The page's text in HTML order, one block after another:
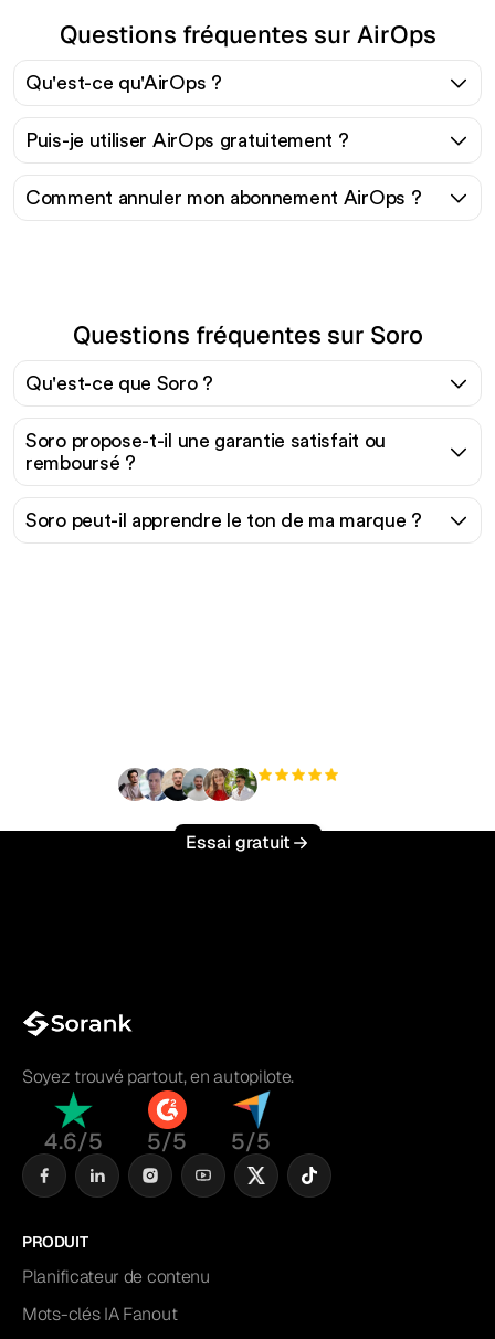
Questions fréquentes sur AirOps
Qu'est-ce qu'AirOps ?
Puis-je utiliser AirOps gratuitement ?
Comment annuler mon abonnement AirOps ?
Questions fréquentes sur Soro
Qu'est-ce que Soro ?
Soro propose-t-il une garantie satisfait ou
remboursé ?
Soro peut-il apprendre le ton de ma marque ?
Essai gratuit
Soyez trouvé partout, en autopilote.
4.6/5 5/5 5/5
PRODUIT
Planificateur de contenu
Mots-clés IA Fanout